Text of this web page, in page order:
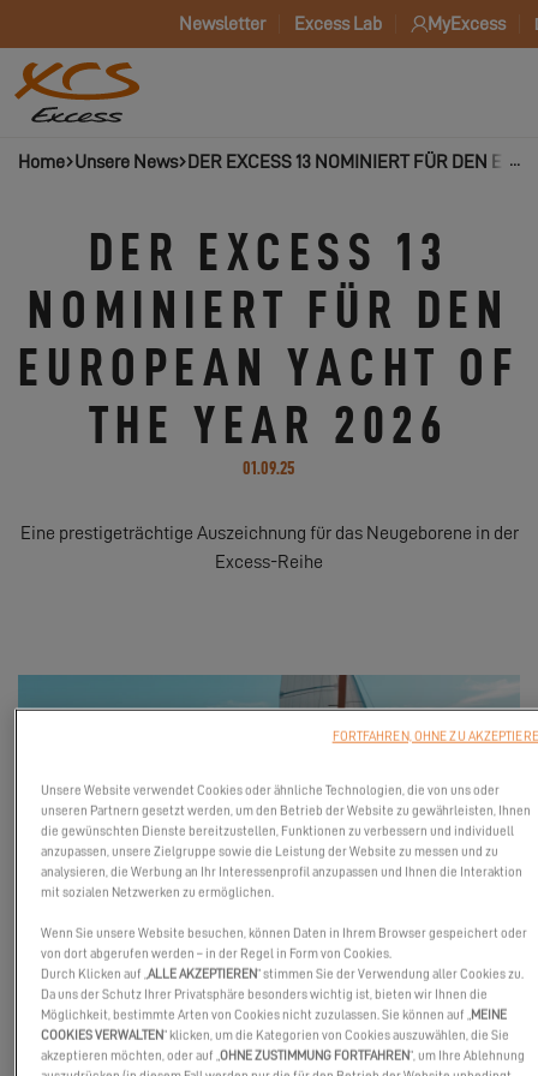
Newsletter Excess Lab MyExcess
Home Unsere News DER EXCESS 13 NOMINIERT FÜR DEN
DER EXCESS 13
NOMINIERT FÜR DEN
EUROPEAN YACHT OF
THE YEAR 2026
01.09.25
Eine prestigeträchtige Auszeichnung für das Neugeborene in der
Excess-Reihe
DerExcess 13erreicht einen wichtigen Meilenstein, indem er
seine Nominierung für denEuropean Yacht of the Year(EYOTY)
Unsere Website verwendet Cookies oder ähnliche Technologien, die von uns oder
unseren Partnern gesetzt werden, um den Betrieb der Website zu gewährleisten, Ihnen
die gewünschten Dienste bereitzustellen, Funktionen zu verbessern und individuell
anzupassen, unsere Zielgruppe sowie die Leistung der Website zu messen und zu
analysieren, die Werbung an Ihr Interessenprofil anzupassen und Ihnen die Interaktion
mit sozialen Netzwerken zu ermöglichen.
Wenn Sie unsere Website besuchen, können Daten in Ihrem Browser gespeichert oder
von dort abgerufen werden – in der Regel in Form von Cookies.
Durch Klicken auf „ALLE AKZEPTIEREN“ stimmen Sie der Verwendung aller Cookies zu.
Da uns der Schutz Ihrer Privatsphäre besonders wichtig ist, bieten wir Ihnen die
Möglichkeit, bestimmte Arten von Cookies nicht zuzulassen. Sie können auf „MEINE
COOKIES VERWALTEN“ klicken, um die Kategorien von Cookies auszuwählen, die Sie
akzeptieren möchten, oder auf „OHNE ZUSTIMMUNG FORTFAHREN“, um Ihre Ablehnung
FORTFAHREN, OHNE ZU